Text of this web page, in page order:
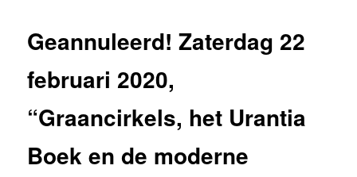
Geannuleerd! Zaterdag 22
februari 2020,
“Graancirkels, het Urantia
Boek en de moderne